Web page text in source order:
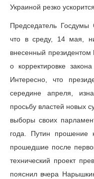
Украиной резко ускорится.
Председатель
что в среду, 14 мая,
внесенный
о корректировке
Интересно, что
середине апреля,
просьбу властей новых
выборы своих
года. Путин прошение
прошедшие после
технический проект
пояснил вчера